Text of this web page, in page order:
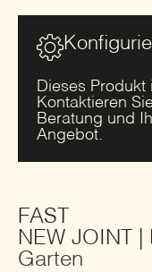
Dieses
Kontaktieren
Beratung und
Angebot.
FAST
NEW JOINT
Garten